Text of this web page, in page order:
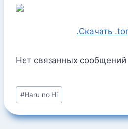
.Скачать
Нет связанных сообщений
Метки
записи:
#Haru no Hi